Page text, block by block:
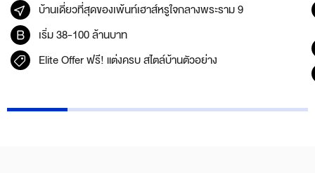
บ้านเดี่ยวที่สุดของเพ้นท์เฮาส์หรูใจกลางพระราม 9
เริ่ม 38-100 ล้านบาท
Elite Offer ฟรี! แต่งครบ สไตล์บ้านตัวอย่าง